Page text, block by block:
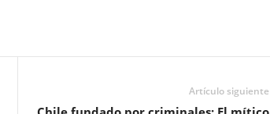
Artículo siguiente